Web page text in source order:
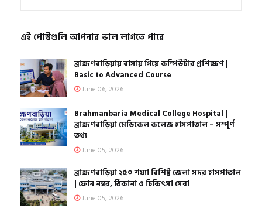
এই পোস্টগুলি আপনার ভাল লাগতে পারে
ব্রাহ্মণবাড়িয়ায় বাসায় গিয়ে কম্পিউটার প্রশিক্ষণ |
Basic to Advanced Course
June 06, 2026
Brahmanbaria Medical College Hospital |
ব্রাহ্মণবাড়িয়া মেডিকেল কলেজ হাসপাতাল – সম্পূর্ণ
তথ্য
June 05, 2026
ব্রাহ্মণবাড়িয়া ২৫০ শয্যা বিশিষ্ট জেলা সদর হাসপাতাল
| ফোন নম্বর, ঠিকানা ও চিকিৎসা সেবা
June 05, 2026